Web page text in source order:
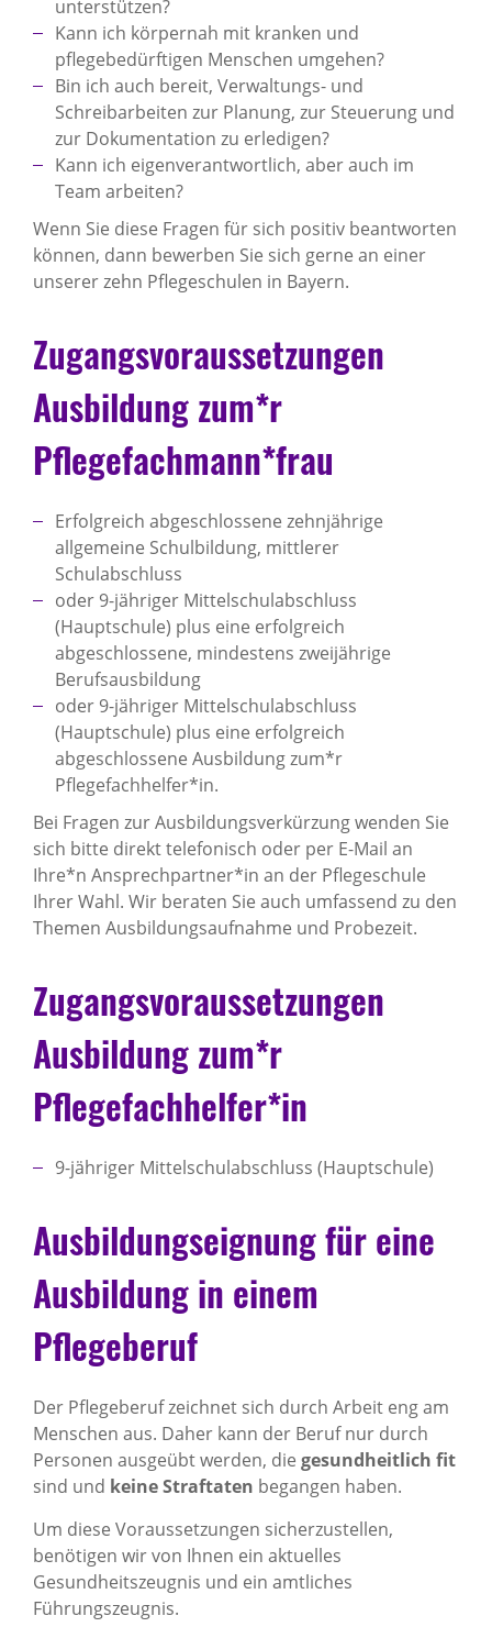
unterstützen?
Kann ich körpernah mit kranken und
pflegebedürftigen Menschen umgehen?
Bin ich auch bereit, Verwaltungs- und
Schreibarbeiten zur Planung, zur Steuerung und
zur Dokumentation zu erledigen?
Kann ich eigenverantwortlich, aber auch im
Team arbeiten?
Wenn Sie diese Fragen für sich positiv beantworten
können, dann bewerben Sie sich gerne an einer
unserer zehn Pflegeschulen in Bayern.
Zugangsvoraussetzungen
Ausbildung zum*r
Pflegefachmann*frau
Erfolgreich abgeschlossene zehnjährige
allgemeine Schulbildung, mittlerer
Schulabschluss
oder 9-jähriger Mittelschulabschluss
(Hauptschule) plus eine erfolgreich
abgeschlossene, mindestens zweijährige
Berufsausbildung
oder 9-jähriger Mittelschulabschluss
(Hauptschule) plus eine erfolgreich
abgeschlossene Ausbildung zum*r
Pflegefachhelfer*in.
Bei Fragen zur Ausbildungsverkürzung wenden Sie
sich bitte direkt telefonisch oder per E-Mail an
Ihre*n Ansprechpartner*in an der Pflegeschule
Ihrer Wahl. Wir beraten Sie auch umfassend zu den
Themen Ausbildungsaufnahme und Probezeit.
Zugangsvoraussetzungen
Ausbildung zum*r
Pflegefachhelfer*in
9-jähriger Mittelschulabschluss (Hauptschule)
Ausbildungseignung für eine
Ausbildung in einem
Pflegeberuf
Der Pflegeberuf zeichnet sich durch Arbeit eng am
Menschen aus. Daher kann der Beruf nur durch
Personen ausgeübt werden, die gesundheitlich fit
sind und keine Straftaten begangen haben.
Um diese Voraussetzungen sicherzustellen,
benötigen wir von Ihnen ein aktuelles
Gesundheitszeugnis und ein amtliches
Führungszeugnis.